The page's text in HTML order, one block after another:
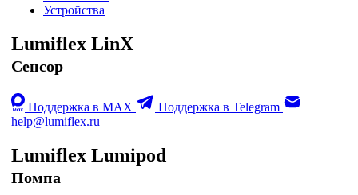
Устройства
Lumiflex LinX
Сенсор
Поддержка в MAX
Поддержка в Telegram
help@lumiflex.ru
Lumiflex Lumipod
Помпа